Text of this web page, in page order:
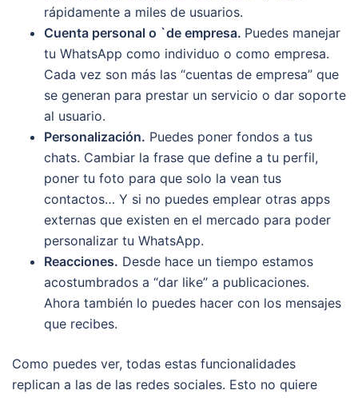
rápidamente a miles de usuarios.
Cuenta personal o `de empresa. Puedes manejar
tu WhatsApp como individuo o como empresa.
Cada vez son más las “cuentas de empresa” que
se generan para prestar un servicio o dar soporte
al usuario.
Personalización. Puedes poner fondos a tus
chats. Cambiar la frase que define a tu perfil,
poner tu foto para que solo la vean tus
contactos… Y si no puedes emplear otras apps
externas que existen en el mercado para poder
personalizar tu WhatsApp.
Reacciones. Desde hace un tiempo estamos
acostumbrados a “dar like” a publicaciones.
Ahora también lo puedes hacer con los mensajes
que recibes.
Como puedes ver, todas estas funcionalidades
replican a las de las redes sociales. Esto no quiere